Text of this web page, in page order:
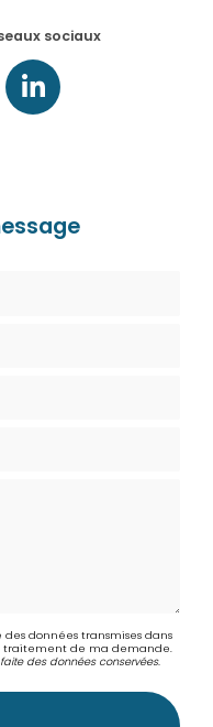
sociaux
données transmises dans
traitement de ma demande.
des données conservées.